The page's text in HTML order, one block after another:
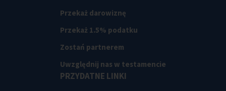
Przekaż darowiznę
Przekaż 1.5% podatku
Zostań partnerem
Uwzględnij nas w testamencie
PRZYDATNE LINKI